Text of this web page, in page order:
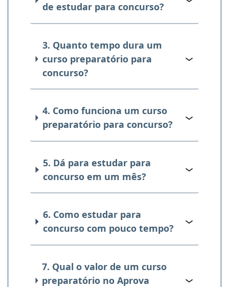
de estudar para concurso?
3. Quanto tempo dura um
curso preparatório para
concurso?
4. Como funciona um curso
preparatório para concurso?
5. Dá para estudar para
concurso em um mês?
6. Como estudar para
concurso com pouco tempo?
7. Qual o valor de um curso
preparatório no Aprova